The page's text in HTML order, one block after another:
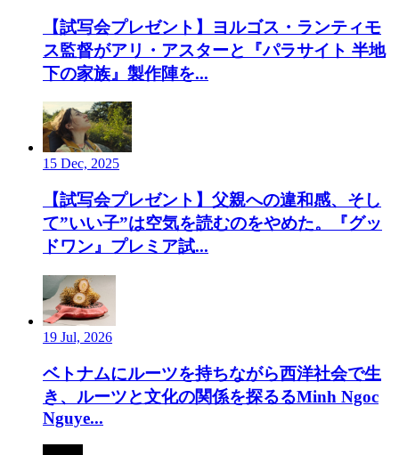
【試写会プレゼント】ヨルゴス・ランティモ
ス監督がアリ・アスターと『パラサイト 半地
下の家族』製作陣を...
15 Dec, 2025
【試写会プレゼント】父親への違和感、そし
て”いい子”は空気を読むのをやめた。『グッ
ドワン』プレミア試...
19 Jul, 2026
ベトナムにルーツを持ちながら西洋社会で生
き、ルーツと文化の関係を探るるMinh Ngoc
Nguye...